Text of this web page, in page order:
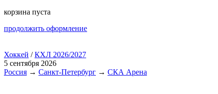
корзина пуста
продолжить оформление
Хоккей /КХЛ 2026/2027
5 сентября 2026
Россия → Санкт-Петербург → СКА Арена